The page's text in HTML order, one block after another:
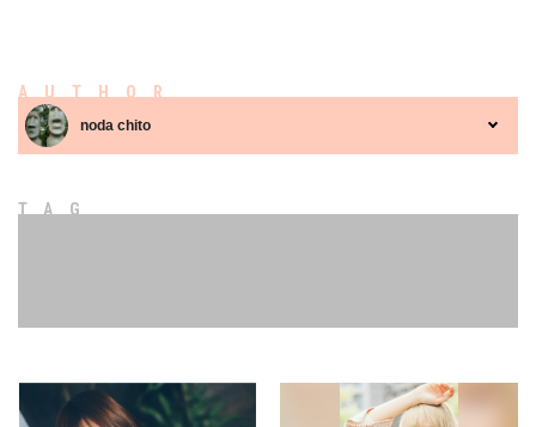
AUTHOR
noda chito
TAG